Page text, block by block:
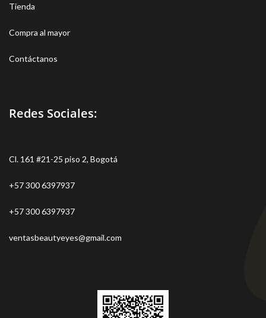
Tienda
Compra al mayor
Contáctanos
Redes Sociales:
Cl. 161 #21-25 piso 2, Bogotá
+57 300 6397937
+57 300 6397937
ventasbeautyeyes@gmail.com